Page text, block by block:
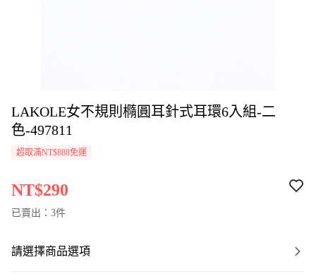
LAKOLE女不規則橢圓耳針式耳環6入組-二
色-497811
超取滿NT$888免運
NT$290
已賣出：3件
請選擇商品選項